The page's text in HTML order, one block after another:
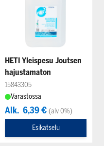
HETI Yleispesu Joutsen
hajustamaton
15843305
Varastossa
Alk. 6,39 € (alv 0%)
Esikatselu